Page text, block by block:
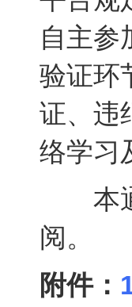
自主参
验证环
证、违
络学习
本通
阅。
附件：